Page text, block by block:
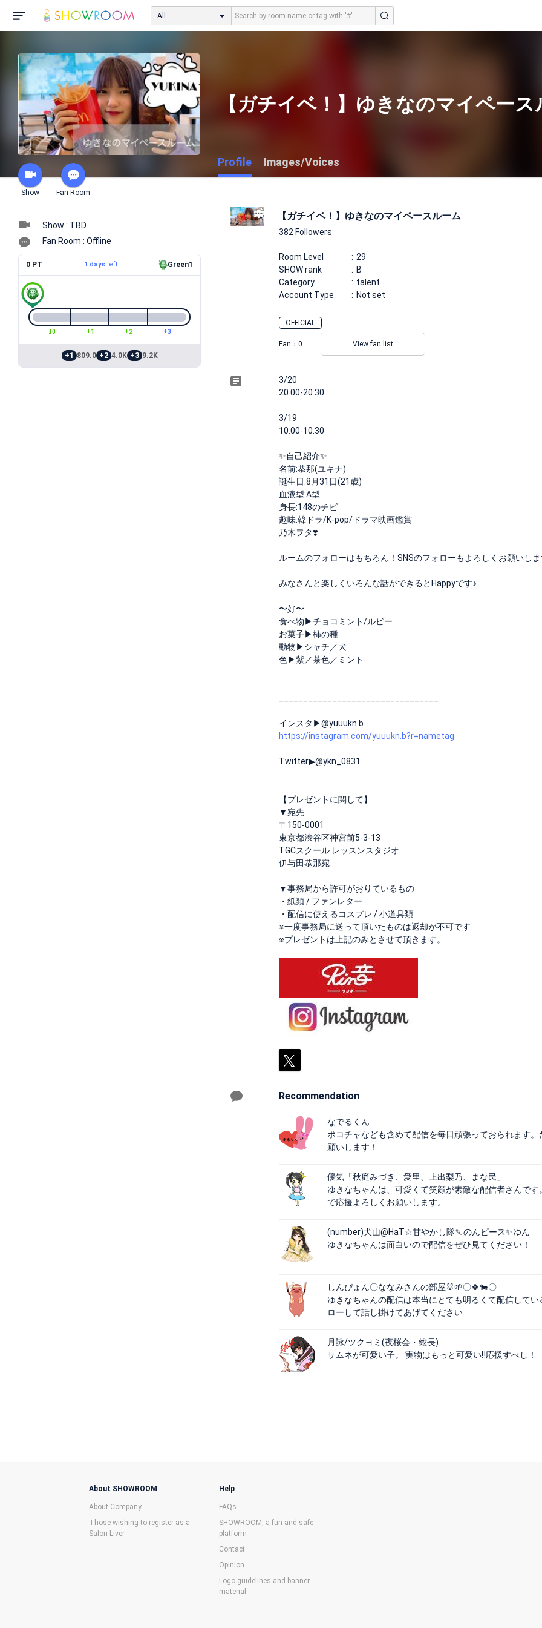
All
Show Fan Room
【ガチイベ！】ゆきなのマイペース
Profile Images/Voices
Show : TBD
Fan Room : Offline
0 PT 1 daysleft Green1
±0 +1 +2 +3
+1 809.0 +2 4.0K +3 9.2K
【ガチイベ！】ゆきなのマイペースルーム
382 Followers
Room Level
29
SHOW rank
B
Category
talent
Account Type
Not set
OFFICIAL
Fan： 0 View fan list
3/20
20:00-20:30
3/19
10:00-10:30
✨自己紹介✨
名前:恭那(ユキナ)
誕生日:8月31日(21歳)
血液型:A型
身長:148のチビ
趣味:韓ドラ/K-pop/ドラマ映画鑑賞
乃木ヲタ❣️
ルームのフォローはもちろん！SNSのフォローもよろしくお願いし
みなさんと楽しくいろんな話ができるとHappyです♪
〜好〜
食べ物▶︎チョコミント/ルビー
お菓子▶︎柿の種
動物▶︎シャチ／犬
色▶︎紫／茶色／ミント
インスタ▶︎@yuuukn.b
https://instagram.com/yuuukn.b?r=nametag
Twitter▶︎@ykn_0831
【プレゼントに関して】
▼宛先
〒150-0001
東京都渋谷区神宮前5-3-13
TGCスクール レッスンスタジオ
伊与田恭那宛
▼事務局から許可がおりているもの
・紙類 / ファンレター
・配信に使えるコスプレ / 小道具類
※一度事務局に送って頂いたものは返却が不可です
※プレゼントは上記のみとさせて頂きます。
Recommendation
なでるくん
ポコチャなども含めて配信を毎日頑張っておられます
願いします！
優気「秋庭みづき、愛里、上出梨乃、まな民」
ゆきなちゃんは、可愛くて笑顔が素敵な配信者さんで
で応援よろしくお願いします。
(number)犬山@HaT☆甘やかし隊🍡のんピース✨ゆん
ゆきなちゃんは面白いので配信をぜひ見てください！
しんぴょん〇ななみさんの部屋🐰🌱〇🍀🐄〇
ゆきなちゃんの配信は本当にとても明るくて配信して
ローして話し掛けてあげてください
月詠/ツクヨミ(夜桜会・総長)
サムネが可愛い子。 実物はもっと可愛い‼応援すべし！
About SHOWROOM
About Company
Those wishing to register as a
Salon Liver
Help
FAQs
SHOWROOM, a fun and safe
platform
Contact
Opinion
Logo guidelines and banner
material